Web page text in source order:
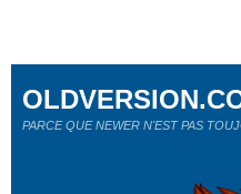
PARCE QUE NEWER N'EST PAS